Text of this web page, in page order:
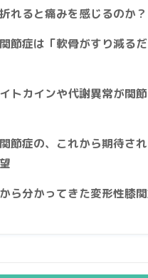
れると痛みを感じるのか？
節症は「軟骨がすり減る
トカインや代謝異常が関
節症の、これから期待さ
ら分かってきた変形性膝